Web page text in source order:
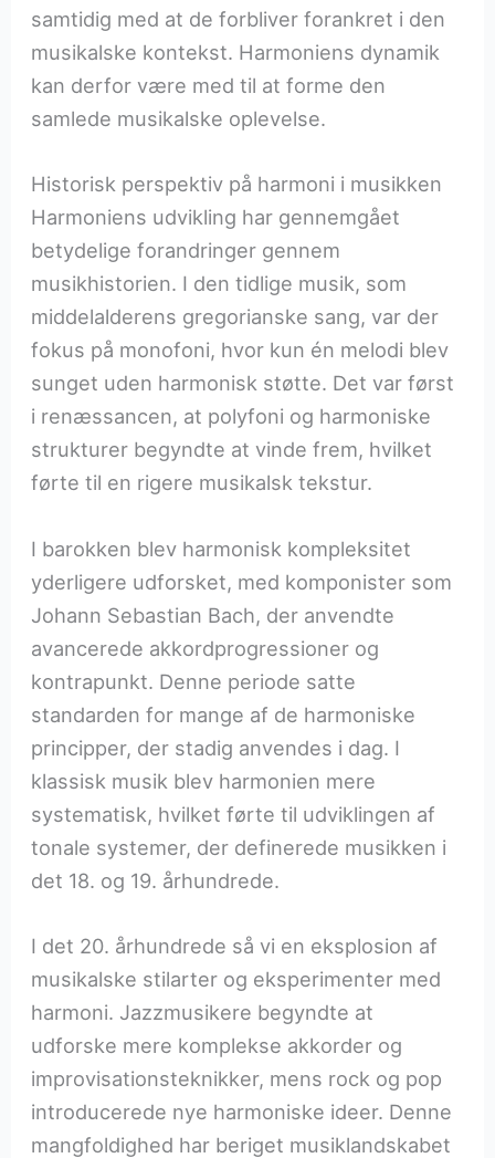
samtidig med at de forbliver forankret i den
musikalske kontekst. Harmoniens dynamik
kan derfor være med til at forme den
samlede musikalske oplevelse.
Historisk perspektiv på harmoni i musikken
Harmoniens udvikling har gennemgået
betydelige forandringer gennem
musikhistorien. I den tidlige musik, som
middelalderens gregorianske sang, var der
fokus på monofoni, hvor kun én melodi blev
sunget uden harmonisk støtte. Det var først
i renæssancen, at polyfoni og harmoniske
strukturer begyndte at vinde frem, hvilket
førte til en rigere musikalsk tekstur.
I barokken blev harmonisk kompleksitet
yderligere udforsket, med komponister som
Johann Sebastian Bach, der anvendte
avancerede akkordprogressioner og
kontrapunkt. Denne periode satte
standarden for mange af de harmoniske
principper, der stadig anvendes i dag. I
klassisk musik blev harmonien mere
systematisk, hvilket førte til udviklingen af
tonale systemer, der definerede musikken i
det 18. og 19. århundrede.
I det 20. århundrede så vi en eksplosion af
musikalske stilarter og eksperimenter med
harmoni. Jazzmusikere begyndte at
udforske mere komplekse akkorder og
improvisationsteknikker, mens rock og pop
introducerede nye harmoniske ideer. Denne
mangfoldighed har beriget musiklandskabet